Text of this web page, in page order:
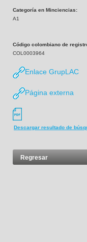
Categoría en Minciencias:
A1
Código colombiano de
COL0003964
Enlace GrupLAC
Página externa
Descargar resultado de
Regresar